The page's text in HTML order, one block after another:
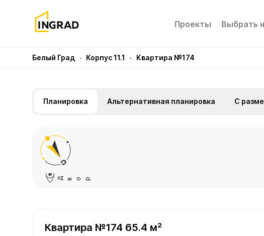
Проекты Выбрать
Белый Град · Корпус 11.1 · Квартира №174
Планировка Альтернативная планировка С
Д вор
Квартира №174 65.4 м²